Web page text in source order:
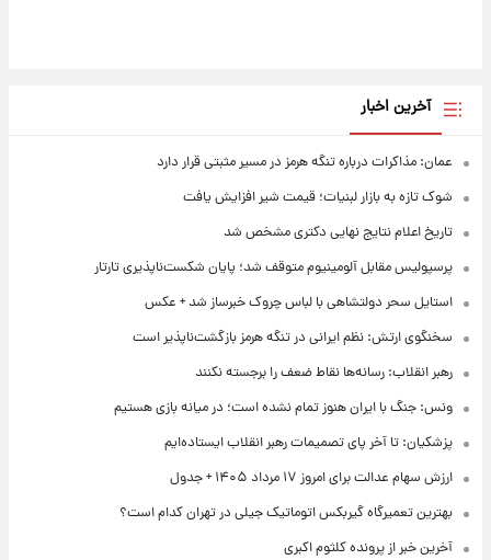
آخرین اخبار
عمان: مذاکرات درباره تنگه هرمز در مسیر مثبتی قرار دارد
شوک تازه به بازار لبنیات؛ قیمت شیر افزایش یافت
تاریخ اعلام نتایج نهایی دکتری مشخص شد
پرسپولیس مقابل آلومینیوم متوقف شد؛ پایان شکست‌ناپذیری تارتار
استایل سحر دولتشاهی با لباس چروک خبرساز شد + عکس
سخنگوی ارتش: نظم ایرانی در تنگه هرمز بازگشت‌ناپذیر است
رهبر انقلاب: رسانه‌ها نقاط ضعف را برجسته نکنند
ونس: جنگ با ایران هنوز تمام نشده است؛ در میانه بازی هستیم
پزشکیان: تا آخر پای تصمیمات رهبر انقلاب ایستاده‌ایم
ارزش سهام عدالت برای امروز ۱۷ مرداد ۱۴۰۵ + جدول
بهترین تعمیرگاه گیربکس اتوماتیک جیلی در تهران کدام است؟
آخرین خبر از پرونده کلثوم اکبری